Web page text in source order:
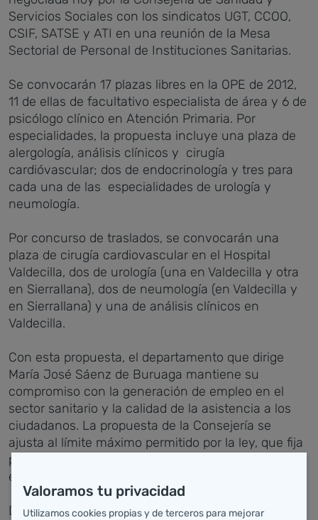
Servicios Sociales con los sindicatos UGT, CCOO,
CSIF, SATSE y ATI en una reunión de la Mesa
Sectorial de Personal de Instituciones Sanitarias.
Se convocarán 17 plazas libres en la OPE de 2012,
11 de ellas de facultativo especialista de área y 6 de
psicólogo clínico en Atención Primaria. Por
especialidades, la propuesta incluye una plaza de
alergología, análisis clínicos y cirugía
cardióvascular; dos de endocrinología y tres para
cada una de las especialidades de urología y
neumología.
Por concurso de traslados, se convocarán una
plaza de cirugía cardiovascular en el Hospital
Valdecilla, dos de urología (una en Valdecilla y otra
en Sierrallana), dos de neumología (en Valdecilla y
en Sierrallana) y una de análisis clínicos en
Valdecilla.
Con esta propuesta, el departamento que dirige
María José Sáenz de Buruaga mantiene su
compromiso con la generación de empleo en el
sector sanitario y la calidad de la asistencia a los
ciudadanos. La propuesta de la Consejería se
ajusta al límite máximo permitido por la ley, que fija
para el ejercicio 2012 la tasa de reposición de
efectivos en el 10 por ciento.
Durante la Mesa Sectorial, el director general de
Valoramos tu privacidad
Utilizamos cookies propias y de terceros para mejorar